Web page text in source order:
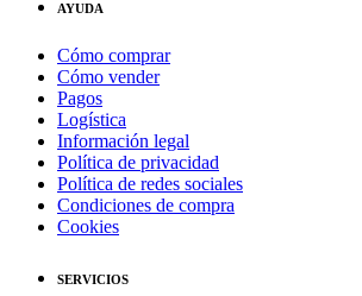
AYUDA
Cómo comprar
Cómo vender
Pagos
Logística
Información legal
Política de privacidad
Política de redes sociales
Condiciones de compra
Cookies
SERVICIOS